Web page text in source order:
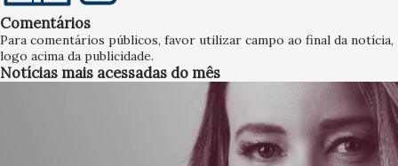
identidade cultural, garantindo a tradição do chorinho e
seus ‘chorões’ para as novas gerações. O nome “Macaubar”
faz referência ao bar que surgiu de visitas informais e
espontâneas de amigos e ...
Comentários
Para comentários públicos, favor utilizar campo ao final da notícia,
logo acima da publicidade.
Notícias mais acessadas do mês